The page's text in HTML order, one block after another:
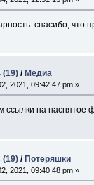
спасибо, что
(19) / Медиа
2021, 09:42:47 pm »
ссылки на наснятое
(19) /Потеряшки
2021, 09:40:48 pm »